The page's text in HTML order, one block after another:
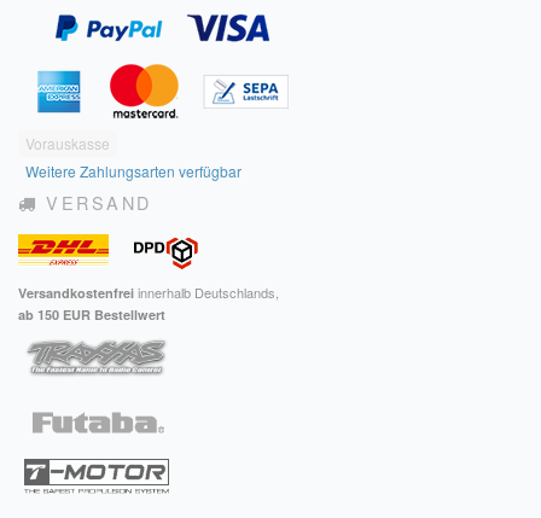
Vorauskasse
Weitere Zahlungsarten verfügbar
VERSAND
Versandkostenfrei innerhalb Deutschlands,
ab 150 EUR Bestellwert